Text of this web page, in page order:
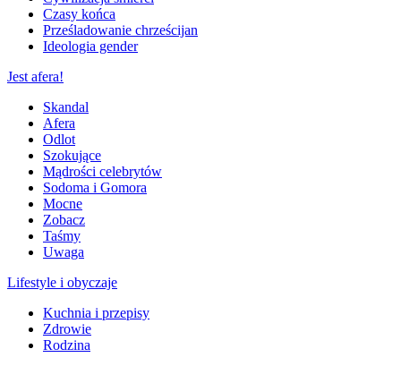
Czasy końca
Prześladowanie chrześcijan
Ideologia gender
Jest afera!
Skandal
Afera
Odlot
Szokujące
Mądrości celebrytów
Sodoma i Gomora
Mocne
Zobacz
Taśmy
Uwaga
Lifestyle i obyczaje
Kuchnia i przepisy
Zdrowie
Rodzina